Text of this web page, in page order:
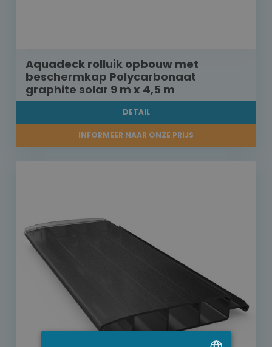
Aquadeck rolluik opbouw met
beschermkap Polycarbonaat
graphite solar 9 m x 4,5 m
DETAIL
INFORMEER NAAR ONZE PRIJS